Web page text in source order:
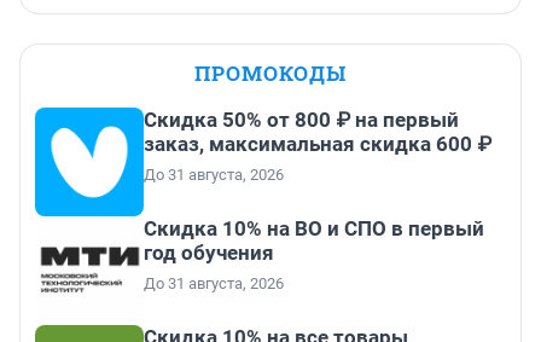
ПРОМОКОДЫ
Скидка 50% от 800 ₽ на первый
заказ, максимальная скидка 600 ₽
До 31 августа, 2026
Скидка 10% на ВО и СПО в первый
год обучения
До 31 августа, 2026